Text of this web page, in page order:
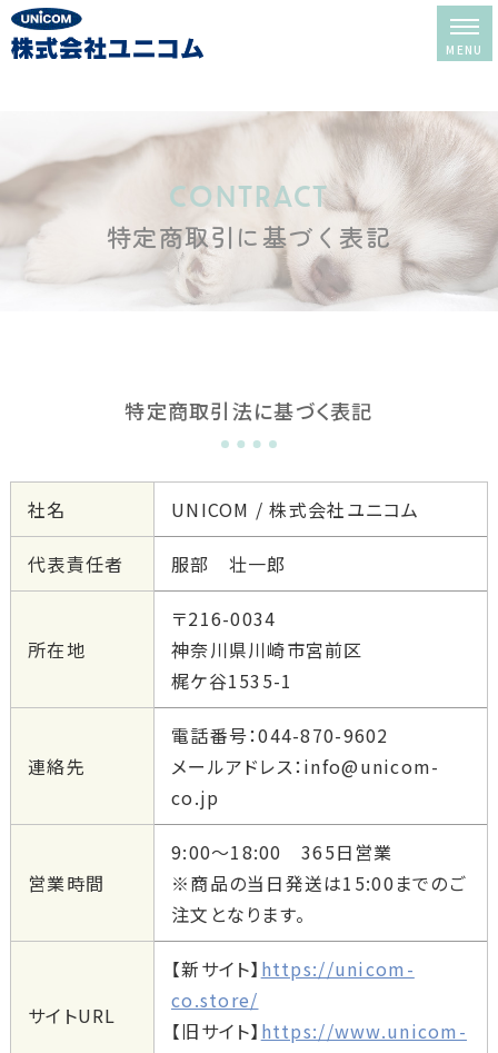
レンタル＆販売
酸素室について
酸素室の選び方
よくある質問
ご利用ガイド
ブログ
酸素について
特定商取引に基づく表記
CONTRACT
特定商取引法に基づく表記
社名 UNICOM / 株式会社ユニコム
代表責任者 服部 壮一郎
所在地
〒216-0034
神奈川県川崎市宮前区
梶ケ谷1535-1
連絡先
電話番号：044-870-9602
メールアドレス：info@unicom-
co.jp
営業時間
9:00〜18:00 365日営業
※商品の当日発送は15:00までのご
注文となります。
サイトURL
【新サイト】 https://unicom-
co.store/
【旧サイト】 https://www.unicom-